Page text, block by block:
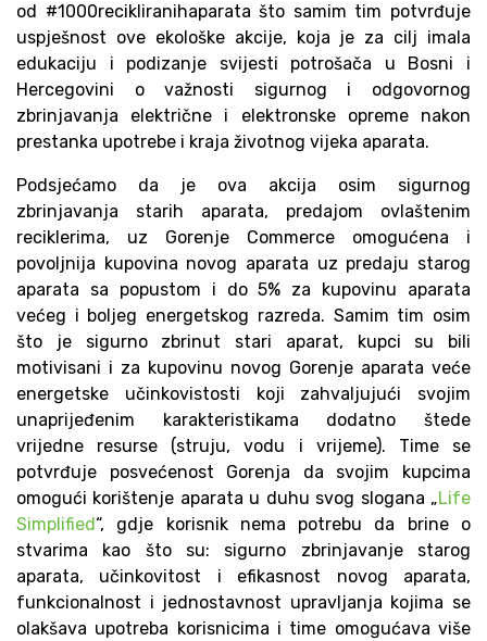
od #1000recikliranihaparata što samim tim potvrđuje
uspješnost ove ekološke akcije, koja je za cilj imala
edukaciju i podizanje svijesti potrošača u Bosni i
Hercegovini o važnosti sigurnog i odgovornog
zbrinjavanja električne i elektronske opreme nakon
prestanka upotrebe i kraja životnog vijeka aparata.
Podsjećamo da je ova akcija osim sigurnog
zbrinjavanja starih aparata, predajom ovlaštenim
reciklerima, uz Gorenje Commerce omogućena i
povoljnija kupovina novog aparata uz predaju starog
aparata sa popustom i do 5% za kupovinu aparata
većeg i boljeg energetskog razreda. Samim tim osim
što je sigurno zbrinut stari aparat, kupci su bili
motivisani i za kupovinu novog Gorenje aparata veće
energetske učinkovistosti koji zahvaljujući svojim
unaprijeđenim karakteristikama dodatno štede
vrijedne resurse (struju, vodu i vrijeme). Time se
potvrđuje posvećenost Gorenja da svojim kupcima
omogući korištenje aparata u duhu svog slogana „Life
Simplified“, gdje korisnik nema potrebu da brine o
stvarima kao što su: sigurno zbrinjavanje starog
aparata, učinkovitost i efikasnost novog aparata,
funkcionalnost i jednostavnost upravljanja kojima se
olakšava upotreba korisnicima i time omogućava više